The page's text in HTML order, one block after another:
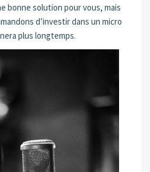
bonne solution pour vous, mais
d’investir dans un micro
plus longtemps.